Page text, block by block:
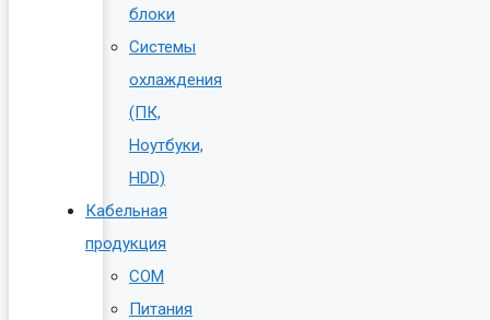
блоки
Системы
охлаждения
(ПК,
Ноутбуки,
HDD)
Кабельная
продукция
COM
Питания